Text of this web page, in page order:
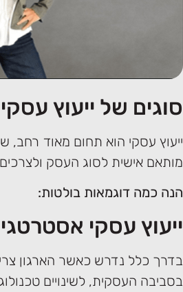
סוגים של ייעוץ
ייעוץ עסקי הוא תחום מאוד רחב,
מותאם אישית לסוג העסק
הנה כמה דוגמאות בולטות:
ייעוץ עסקי אסטרטגי
בדרך כלל נדרש כאשר הארגון
בסביבה העסקית, לשינויים